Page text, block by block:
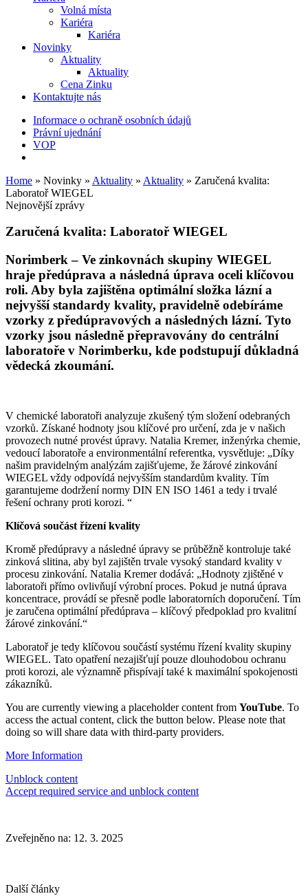
Volná místa
Kariéra
Kariéra
Novinky
Aktuality
Aktuality
Cena Zinku
Kontaktujte nás
Informace o ochraně osobních údajů
Právní ujednání
VOP
Home » Novinky » Aktuality » Aktuality » Zaručená kvalita:
Laboratoř WIEGEL
Nejnovější zprávy
Zaručená kvalita: Laboratoř WIEGEL
Norimberk – Ve zinkovnách skupiny WIEGEL
hraje předúprava a následná úprava oceli klíčovou
roli. Aby byla zajištěna optimální složka lázní a
nejvyšší standardy kvality, pravidelně odebíráme
vzorky z předúpravových a následných lázní. Tyto
vzorky jsou následně přepravovány do centrální
laboratoře v Norimberku, kde podstupují důkladná
vědecká zkoumání.
V chemické laboratoři analyzuje zkušený tým složení odebraných
vzorků. Získané hodnoty jsou klíčové pro určení, zda je v našich
provozech nutné provést úpravy. Natalia Kremer, inženýrka chemie,
vedoucí laboratoře a environmentální referentka, vysvětluje: „Díky
našim pravidelným analýzám zajišťujeme, že žárové zinkování
WIEGEL vždy odpovídá nejvyšším standardům kvality. Tím
garantujeme dodržení normy DIN EN ISO 1461 a tedy i trvalé
řešení ochrany proti korozi. “
Klíčová součást řízení kvality
Kromě předúpravy a následné úpravy se průběžně kontroluje také
zinková slitina, aby byl zajištěn trvale vysoký standard kvality v
procesu zinkování. Natalia Kremer dodává: „Hodnoty zjištěné v
laboratoři přímo ovlivňují výrobní proces. Pokud je nutná úprava
koncentrace, provádí se přesně podle laboratorních doporučení. Tím
je zaručena optimální předúprava – klíčový předpoklad pro kvalitní
žárové zinkování.“
Laboratoř je tedy klíčovou součástí systému řízení kvality skupiny
WIEGEL. Tato opatření nezajišťují pouze dlouhodobou ochranu
proti korozi, ale významně přispívají také k maximální spokojenosti
zákazníků.
You are currently viewing a placeholder content from YouTube. To
access the actual content, click the button below. Please note that
doing so will share data with third-party providers.
More Information
Unblock content
Accept required service and unblock content
Zveřejněno na: 12. 3. 2025
Další články